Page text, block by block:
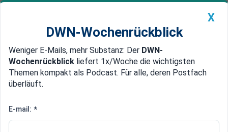
Newsticker MEIN DWN: Geldanlage Premium
Edelmetalle DWN-Magazin China
Aufträge der deutschen
X
DWN-Wochenrückblick
Weniger E-Mails, mehr Substanz: Der DWN-
Wochenrückblick liefert 1x/Woche die wichtigsten
Themen kompakt als Podcast. Für alle, deren Postfach
überläuft.
E-mail: *